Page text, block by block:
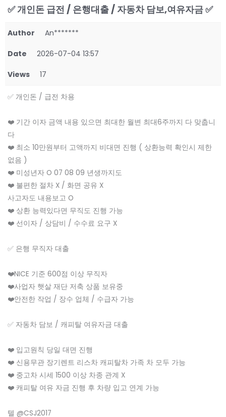
✅ 개인돈 급전 / 은행대출 / 자동차 담보,여유자금 ✅
Author An*******
Date 2026-07-04 13:57
Views 17
✅ 개인돈 / 급전 차용
❤️ 기간 이자 금액 내용 있으면 최대한 월변 최대6주까지 다 맞춥니
다
❤️ 최소 10만원부터 고액까지 비대면 진행 ( 상환능력 확인시 제한
없음 )
❤️ 미성년자 O 07 08 09 년생까지도
❤️ 불편한 절차 X / 화면 공유 X
사고자도 내용보고 O
❤️ 상환 능력있다면 무직도 진행 가능
❤️ 선이자 / 상담비 / 수수료 요구 X
✅ 은행 무직자 대출
❤️NICE 기준 600점 이상 무직자
❤️사업자 햇살 재단 저축 상품 보유중
❤️안전한 작업 / 장수 업체 / 수급자 가능
✅ 자동차 담보 / 캐피탈 여유자금 대출
❤️ 입고원칙 당일 대면 진행
❤️ 신용무관 장기렌트 리스차 캐피탈차 가족 차 모두 가능
❤️ 중고차 시세 1500 이상 차종 관계 X
❤️ 캐피탈 여유 자금 진행 후 차량 입고 연계 가능
텔 @CSJ2017